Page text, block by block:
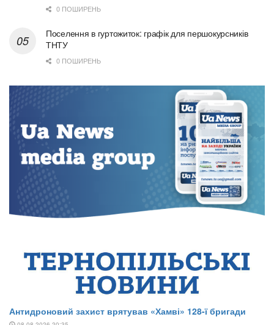
0 ПОШИРЕНЬ
Поселення в гуртожиток: графік для першокурсників
ТНТУ
0 ПОШИРЕНЬ